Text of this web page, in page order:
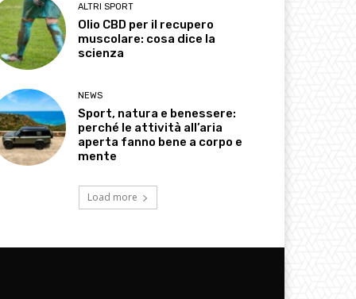
ALTRI SPORT
Olio CBD per il recupero
muscolare: cosa dice la
scienza
NEWS
Sport, natura e benessere:
perché le attività all’aria
aperta fanno bene a corpo e
mente
Load more